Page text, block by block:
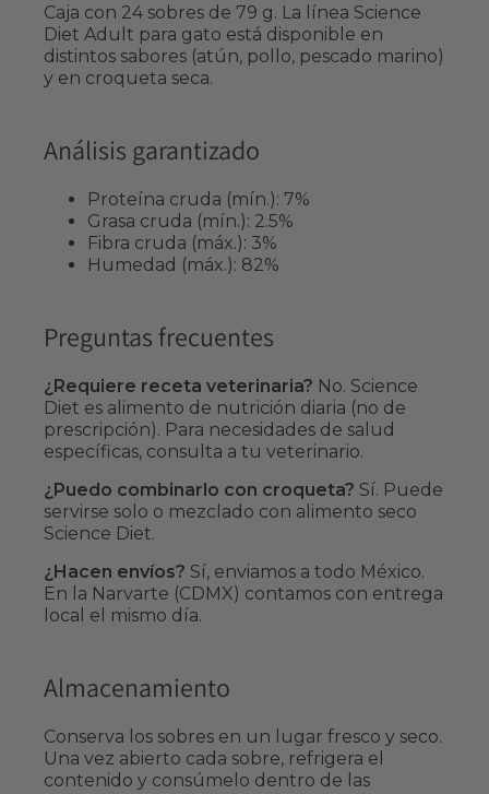
Caja con 24 sobres de 79 g. La línea Science
Diet Adult para gato está disponible en
distintos sabores (atún, pollo, pescado marino)
y en croqueta seca.
Análisis garantizado
Proteína cruda (mín.): 7%
Grasa cruda (mín.): 2.5%
Fibra cruda (máx.): 3%
Humedad (máx.): 82%
Preguntas frecuentes
¿Requiere receta veterinaria? No. Science
Diet es alimento de nutrición diaria (no de
prescripción). Para necesidades de salud
específicas, consulta a tu veterinario.
¿Puedo combinarlo con croqueta? Sí. Puede
servirse solo o mezclado con alimento seco
Science Diet.
¿Hacen envíos? Sí, enviamos a todo México.
En la Narvarte (CDMX) contamos con entrega
local el mismo día.
Almacenamiento
Conserva los sobres en un lugar fresco y seco.
Una vez abierto cada sobre, refrigera el
contenido y consúmelo dentro de las